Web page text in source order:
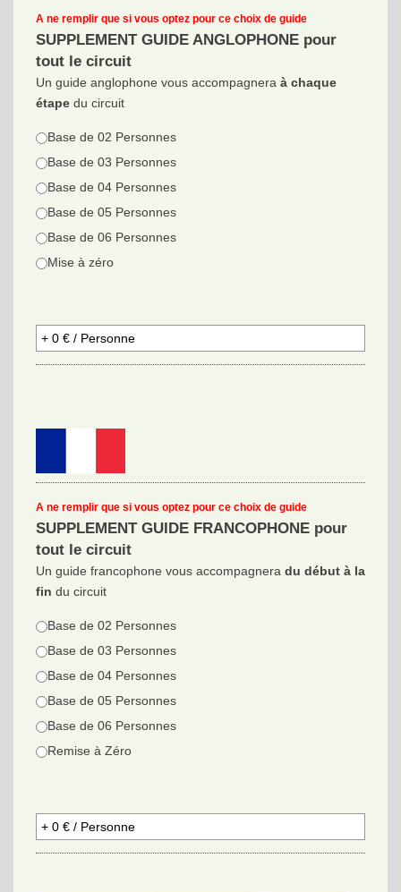
A ne remplir que si vous optez pour ce choix de guide
SUPPLEMENT GUIDE ANGLOPHONE pour
tout le circuit
Un guide anglophone vous accompagnera à chaque
étape du circuit
Base de 02 Personnes
Base de 03 Personnes
Base de 04 Personnes
Base de 05 Personnes
Base de 06 Personnes
Mise à zéro
A ne remplir que si vous optez pour ce choix de guide
SUPPLEMENT GUIDE FRANCOPHONE pour
tout le circuit
Un guide francophone vous accompagnera du début à la
fin du circuit
Base de 02 Personnes
Base de 03 Personnes
Base de 04 Personnes
Base de 05 Personnes
Base de 06 Personnes
Remise à Zéro